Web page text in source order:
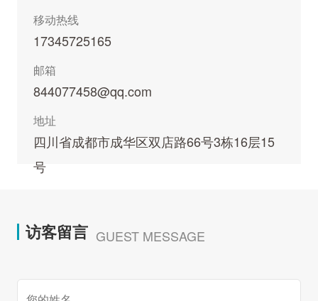
移动热线
17345725165
邮箱
844077458@qq.com
地址
四川省成都市成华区双店路66号3栋16层15
号
访客留言 GUEST MESSAGE